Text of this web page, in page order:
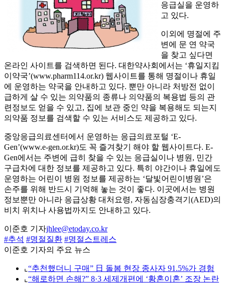
응급실을 운영하
고 있다.
이외에 명절에 주
변에 문 연 약국
을 찾고 싶다면
온라인 사이트를 검색하면 된다. 대한약사회에서는 ‘휴일지킴
이약국’(www.pharm114.or.kr) 웹사이트를 통해 명절이나 휴일
에 운영하는 약국을 안내하고 있다. 뿐만 아니라 처방전 없이
급하게 살 수 있는 의약품의 종류나 의약품의 복용법 등의 관
련정보도 얻을 수 있고, 집에 보관 중인 약을 복용해도 되는지
의약품 정보를 검색할 수 있는 서비스도 제공하고 있다.
중앙응급의료센터에서 운영하는 응급의료포털 ‘E-
Gen’(www.e-gen.or.kr)도 꼭 즐겨찾기 해야 할 웹사이트다. E-
Gen에서는 주변에 급히 찾을 수 있는 응급실이나 병원, 민간
구급차에 대한 정보를 제공하고 있다. 특히 야간이나 휴일에도
운영하는 어린이 병원 정보를 제공하는 ‘달빛어린이병원’은
손주를 위해 반드시 기억해 놓는 것이 좋다. 이곳에서는 병원
정보뿐만 아니라 응급상황 대처요령, 자동심장충격기(AED)의
비치 위치나 사용법까지도 안내하고 있다.
이준호 기자jhlee@etoday.co.kr
#추석 #명절질환 #명절스트레스
이준호 기자의 주요 뉴스
⌞ “추천했더니 구매” 日 돌봄 현장 종사자 91.5%가 경험
⌞ “해로하면 손해?” 8·3 세제개편에 ‘황혼이혼’ 조장 논란